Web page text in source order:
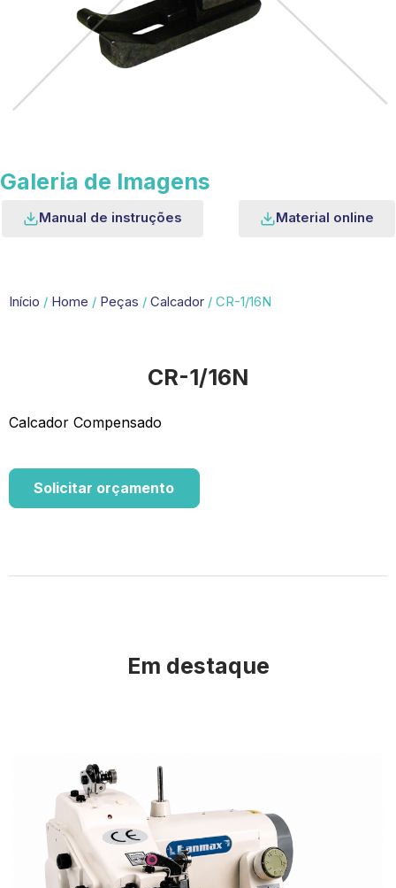
Galeria de Imagens
Manual de instruções Material online
Início / Home / Peças / Calcador / CR-1/16N
CR-1/16N
Calcador Compensado
Solicitar orçamento
Em destaque